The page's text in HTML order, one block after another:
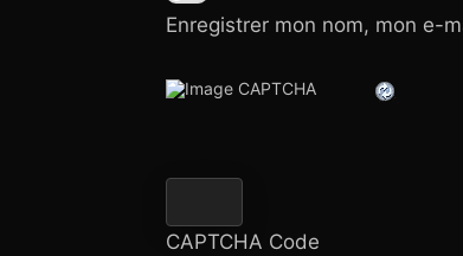
Enregistrer mon nom, mon e-
CAPTCHA Code